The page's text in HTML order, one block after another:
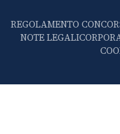
REGOLAMENTO
NOTE LEGALI